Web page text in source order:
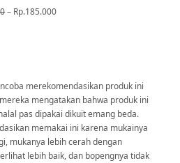
– Rp.185.000
merekomendasikan produk ini
mengatakan bahwa produk ini
pas dipakai dikuit emang beda.
memakai ini karena mukainya
mukanya lebih cerah dengan
lebih baik, dan bopengnya tidak